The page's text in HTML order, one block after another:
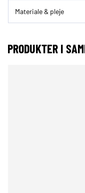
Materiale & pleje
PRODUKTER I